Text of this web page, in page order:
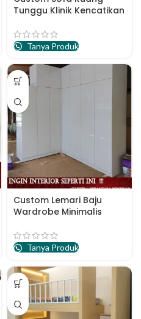
Tunggu Klinik Kencatikan
Tanya Produk
Custom Lemari Baju
Wardrobe Minimalis
Tanya Produk